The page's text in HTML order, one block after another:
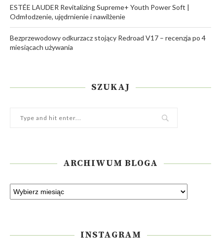
ESTÉE LAUDER Revitalizing Supreme+ Youth Power Soft |
Odmłodzenie, ujędrnienie i nawilżenie
Bezprzewodowy odkurzacz stojący Redroad V17 – recenzja po 4
miesiącach używania
SZUKAJ
ARCHIWUM BLOGA
INSTAGRAM